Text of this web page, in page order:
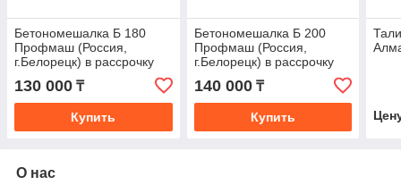
Бетономешалка Б 180
Профмаш (Россия,
г.Белорецк) в рассрочку
130 000 ₸
Купить
Бетономешалка Б 200
Профмаш (Россия,
г.Белорецк) в рассрочку
140 000₸
Купить
О нас